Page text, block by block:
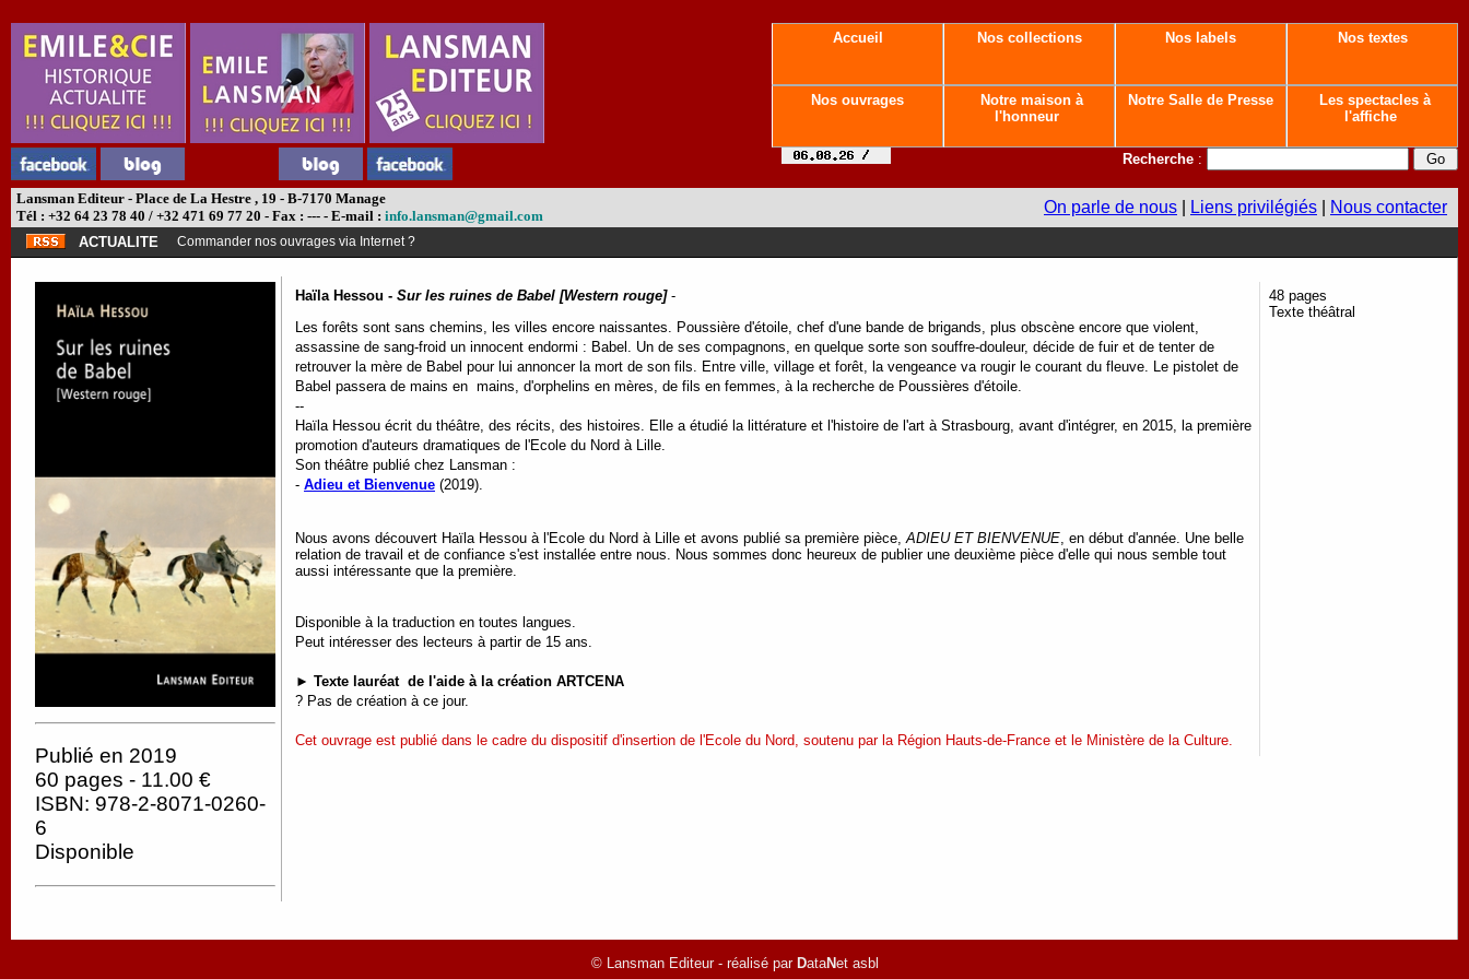
Accueil Nos collections Nos labels Nos textes
Nos ouvrages
Notre maison à
l'honneur
Notre Salle de Presse
Les spectacles à
l'affiche
Recherche :
Lansman Editeur - Place de La Hestre , 19 - B-7170 Manage
Tél : +32 64 23 78 40 / +32 471 69 77 20 - Fax : --- - E-mail : info.lansman@gmail.com On parle de nous Liens privilégiés Nous contacter
ACTUALITE Commander nos ouvrages via Internet ?
Publié en 2019
60 pages - 11.00 €
ISBN: 978-2-8071-0260-
6
Disponible
Haïla Hessou - Sur les ruines de Babel [Western rouge]-
Les forêts sont sans chemins, les villes encore naissantes. Poussière d'étoile, chef d'une bande de brigands, plus obscène encore que violent,
assassine de sang-froid un innocent endormi : Babel. Un de ses compagnons, en quelque sorte son souffre-douleur, décide de fuir et de tenter de
retrouver la mère de Babel pour lui annoncer la mort de son fils. Entre ville, village et forêt, la vengeance va rougir le courant du fleuve. Le pistolet de
Babel passera de mains en mains, d'orphelins en mères, de fils en femmes, à la recherche de Poussières d'étoile.
--
Haïla Hessou écrit du théâtre, des récits, des histoires. Elle a étudié la littérature et l'histoire de l'art à Strasbourg, avant d'intégrer, en 2015, la première
promotion d'auteurs dramatiques de l'Ecole du Nord à Lille.
Son théâtre publié chez Lansman :
- Adieu et Bienvenue (2019).
Nous avons découvert Haïla Hessou à l'Ecole du Nord à Lille et avons publié sa première pièce, ADIEU ET BIENVENUE , en début d'année. Une belle
relation de travail et de confiance s'est installée entre nous. Nous sommes donc heureux de publier une deuxième pièce d'elle qui nous semble tout
aussi intéressante que la première.
Disponible à la traduction en toutes langues.
Peut intéresser des lecteurs à partir de 15 ans.
► Texte lauréat de l'aide à la création ARTCENA
? Pas de création à ce jour.
Cet ouvrage est publié dans le cadre du dispositif d'insertion de l'Ecole du Nord, soutenu par la Région Hauts-de-France et le Ministère de la Culture.
48 pages
Texte théâtral
© Lansman Editeur - réalisé par DataNet asbl